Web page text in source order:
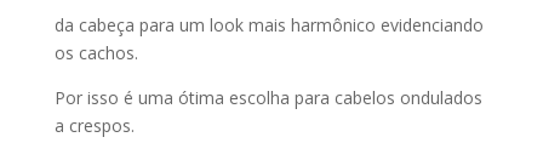
da cabeça para um look mais harmônico evidenciando
os cachos.
Por isso é uma ótima escolha para cabelos ondulados
a crespos.